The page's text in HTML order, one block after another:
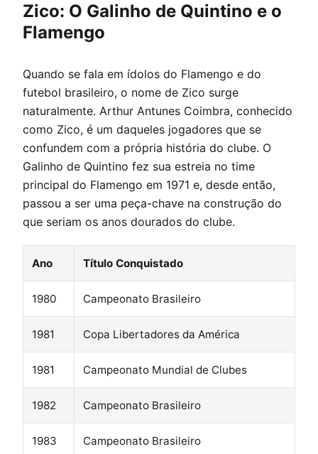
Zico: O Galinho de Quintino e o
Flamengo
Quando se fala em ídolos do Flamengo e do
futebol brasileiro, o nome de Zico surge
naturalmente. Arthur Antunes Coimbra, conhecido
como Zico, é um daqueles jogadores que se
confundem com a própria história do clube. O
Galinho de Quintino fez sua estreia no time
principal do Flamengo em 1971 e, desde então,
passou a ser uma peça-chave na construção do
que seriam os anos dourados do clube.
Ano Título Conquistado
1980 Campeonato Brasileiro
1981 Copa Libertadores da América
1981 Campeonato Mundial de Clubes
1982 Campeonato Brasileiro
1983 Campeonato Brasileiro